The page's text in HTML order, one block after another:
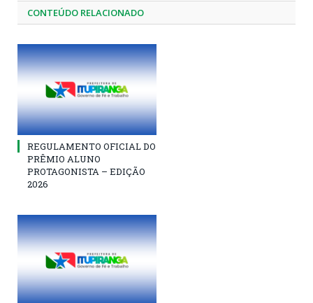
CONTEÚDO RELACIONADO
REGULAMENTO OFICIAL DO
PRÊMIO ALUNO
PROTAGONISTA – EDIÇÃO
2026